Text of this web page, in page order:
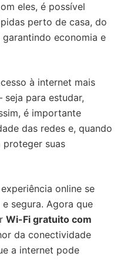
eles, é possível
perto de casa, do
economia e
à internet mais
para estudar,
é importante
das redes e, quando
proteger suas
online se
segura. Agora que
Wi-Fi gratuito com
da conectividade
a internet pode